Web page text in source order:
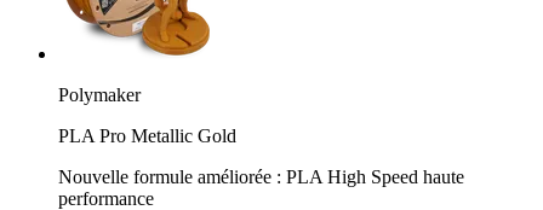
Polymaker
PLA Pro Metallic Gold
Nouvelle formule améliorée : PLA High Speed haute
performance